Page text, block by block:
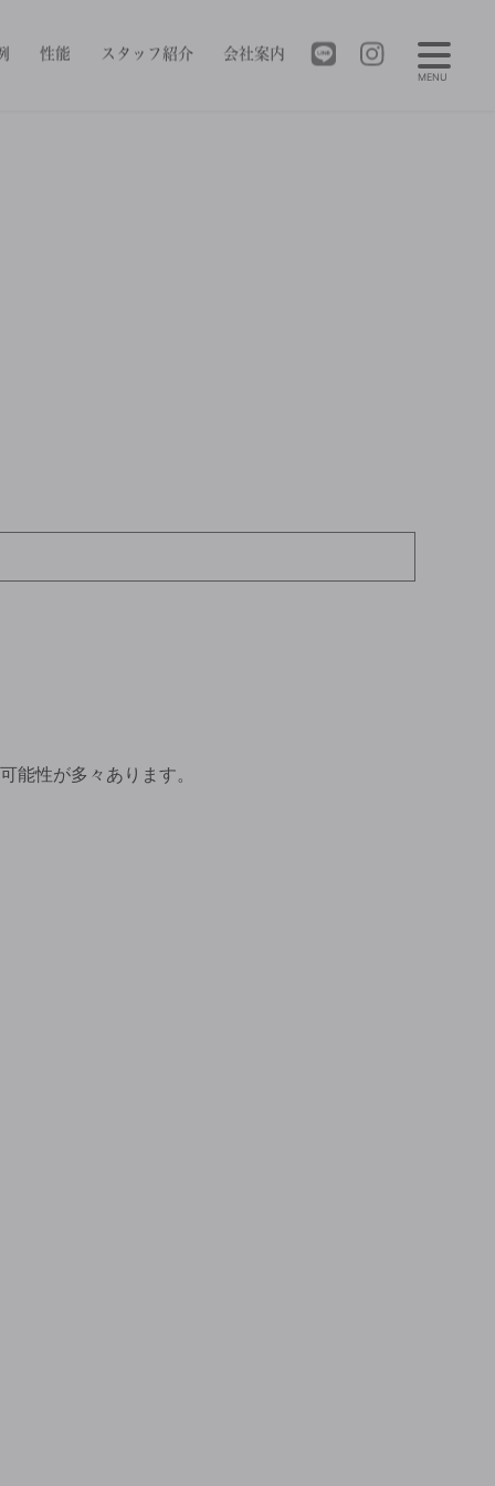
性能 スタッフ紹介 会社案内
能性が多々あります。
MENU